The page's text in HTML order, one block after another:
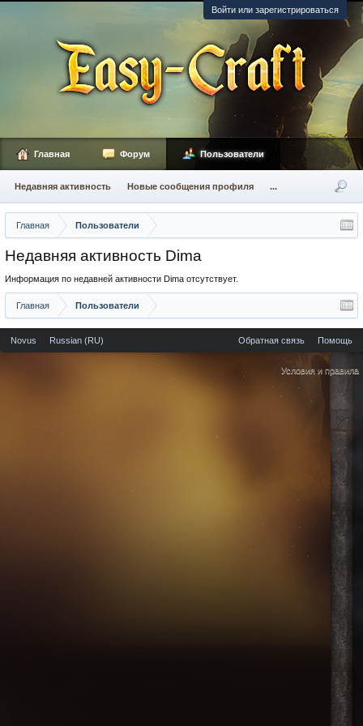
Войти или зарегистрироваться
Главная Пользователи
Недавняя активность Dima
Информация по недавней активности Dima отсутствует.
Главная Пользователи
Главная Форум Пользователи
Недавняя активность Новые сообщения профиля ...
Novus Russian (RU) Обратная связь Помощь
Условия и правила